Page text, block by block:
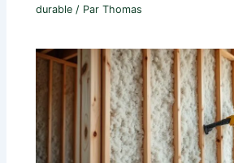
durable / ParThomas